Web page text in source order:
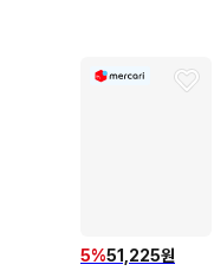
5%51,225원